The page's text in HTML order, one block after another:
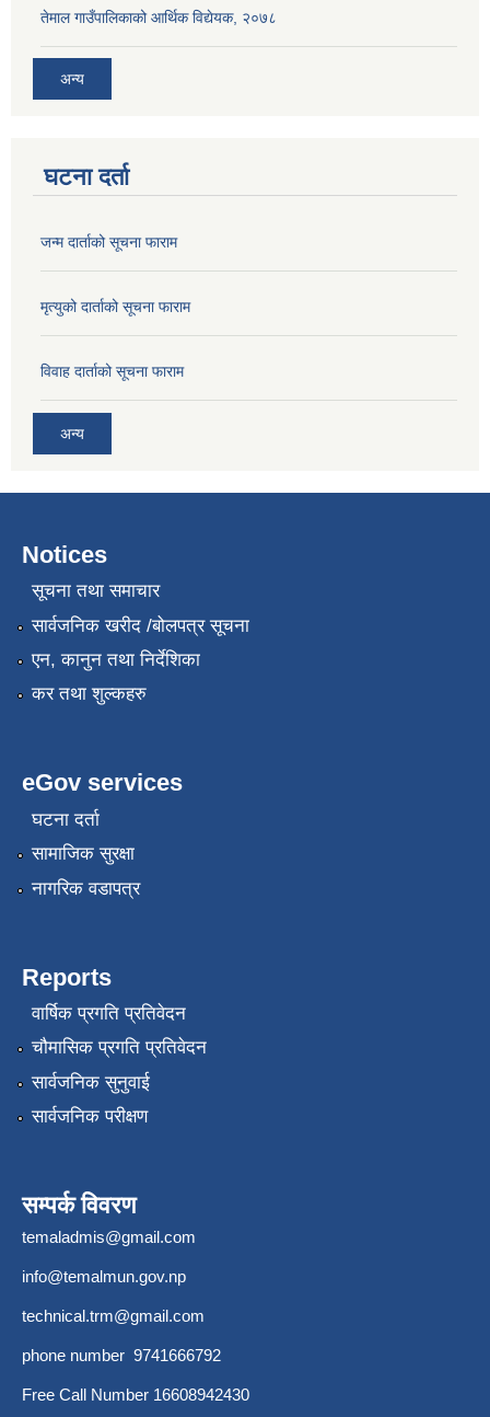
तेमाल गाउँपालिकाको आर्थिक विद्येयक, २०७८
अन्य
घटना दर्ता
जन्म दार्ताको सूचना फाराम
मृत्युको दार्ताको सूचना फाराम
विवाह दार्ताको सूचना फाराम
अन्य
Notices
सूचना तथा समाचार
सार्वजनिक खरीद /बोलपत्र सूचना
एन, कानुन तथा निर्देशिका
कर तथा शुल्कहरु
eGov services
घटना दर्ता
सामाजिक सुरक्षा
नागरिक वडापत्र
Reports
वार्षिक प्रगति प्रतिवेदन
चौमासिक प्रगति प्रतिवेदन
सार्वजनिक सुनुवाई
सार्वजनिक परीक्षण
सम्पर्क विवरण
temaladmis@gmail.com
info@temalmun.gov.np
technical.trm@gmail.com
phone number 9741666792
Free Call Number 16608942430